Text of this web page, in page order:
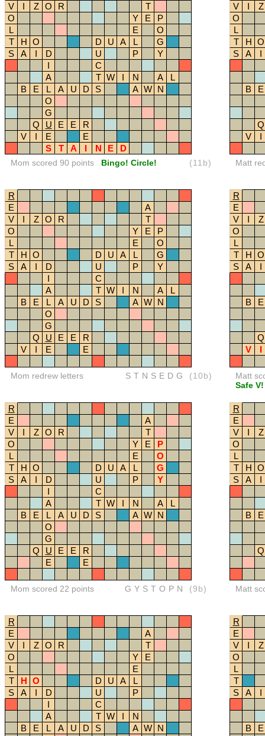
V
I Z O R
T
O
Y E
P
L
E
O
T
H O D U A L
G
S
A I D U P
Y
I
C
A
T W I N A
L
B
E L A U D S A W N
O
G
Q
U E E
R
V
I E
E
S
T A I N E D
Mom scored 90 points Bingo! Circle! (11b)
V
I
Z
O
L
T
H O
S
A I
B E
Q
V
I
Matt
R
E
A
V
I Z O R
T
O
Y E
P
L
E
O
T
H O D U A L
G
S
A I D U P
Y
I
C
A
T W I N A
L
B
E L A U D S A W N
O
G
Q
U E E
R
V
I E E
Mom redrew letters STNSEDG (10b)
R
E
V
I
Z
O
L
T
H O
S
A I
B E
Q
V
I
Matt
Safe V!
R
E
A
V
I Z O R
T
O
Y E
P
L
E
O
T
H O D U A L
G
S
A I D U P
Y
I
C
A
T W I N A
L
B
E L A U D S A W N
O
G
Q
U E E
R
E
E
Mom scored 22 points GYSTOPN (9b)
R
E
V
I
Z
O
L
T
H O
S
A I
B E
Q
Matt
R
E
A
V
I Z O R
T
O
Y
E
L
E
T
H O D U A
L
S
A I D U
P
I
C
A
T W I
N
B
E L A U D S A W N
R
E
V
I
Z
O
L
T
S
A I
B E